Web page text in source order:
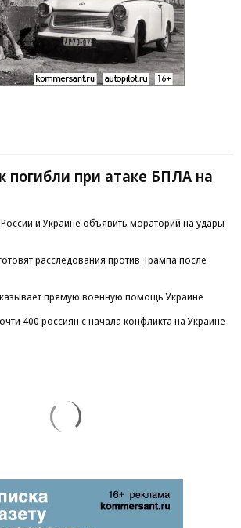
погибли при атаке БПЛА на
и Украине объявить мораторий на удары
расследования против Трампа после
прямую военную помощь Украине
400 россиян с начала конфликта на Украине